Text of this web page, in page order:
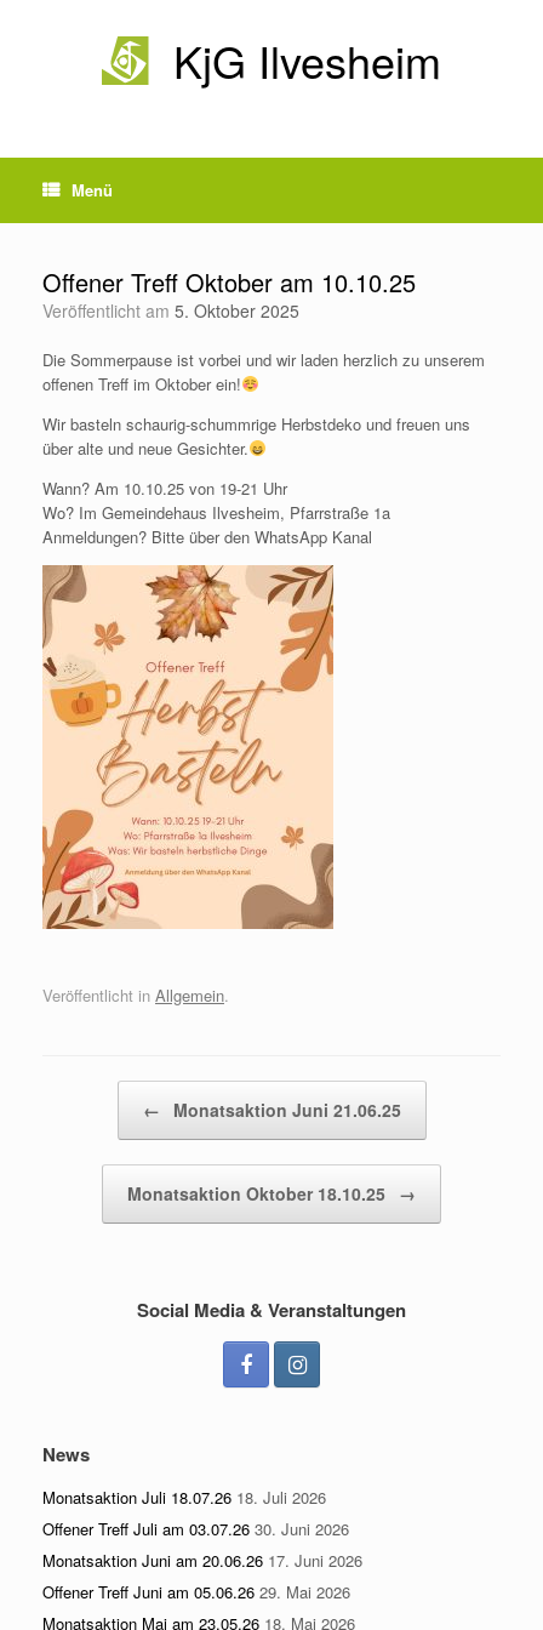
KjG Ilvesheim
Menü
Offener Treff Oktober am 10.10.25
Veröffentlicht am 5. Oktober 2025
Die Sommerpause ist vorbei und wir laden herzlich zu unserem
offenen Treff im Oktober ein!
Wir basteln schaurig-schummrige Herbstdeko und freuen uns
über alte und neue Gesichter.
Wann? Am 10.10.25 von 19-21 Uhr
Wo? Im Gemeindehaus Ilvesheim, Pfarrstraße 1a
Anmeldungen? Bitte über den WhatsApp Kanal
Veröffentlicht in Allgemein.
← Monatsaktion Juni 21.06.25
Monatsaktion Oktober 18.10.25 →
Social Media & Veranstaltungen
News
Monatsaktion Juli 18.07.26 18. Juli 2026
Offener Treff Juli am 03.07.26 30. Juni 2026
Monatsaktion Juni am 20.06.26 17. Juni 2026
Offener Treff Juni am 05.06.26 29. Mai 2026
Monatsaktion Mai am 23.05.26 18. Mai 2026